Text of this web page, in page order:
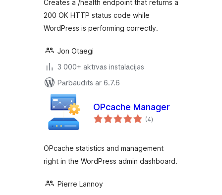
Creates a /health endpoint that returns a
200 OK HTTP status code while
WordPress is performing correctly.
Jon Otaegi
3 000+ aktīvās instalācijas
Pārbaudīts ar 6.7.6
OPcache Manager
(4vērtējumu
kopsumma
)
OPcache statistics and management
right in the WordPress admin dashboard.
Pierre Lannoy